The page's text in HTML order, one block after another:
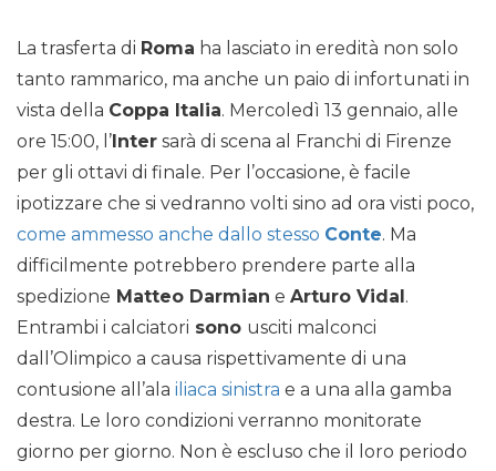
La trasferta di Roma ha lasciato in eredità non solo
tanto rammarico, ma anche un paio di infortunati in
vista della Coppa Italia. Mercoledì 13 gennaio, alle
ore 15:00, l’Inter sarà di scena al Franchi di Firenze
per gli ottavi di finale. Per l’occasione, è facile
ipotizzare che si vedranno volti sino ad ora visti poco,
come ammesso anche dallo stesso Conte. Ma
difficilmente potrebbero prendere parte alla
spedizione Matteo Darmian e Arturo Vidal.
Entrambi i calciatori sono usciti malconci
dall’Olimpico a causa rispettivamente di una
contusione all’ala iliaca sinistra e a una alla gamba
destra. Le loro condizioni verranno monitorate
giorno per giorno. Non è escluso che il loro periodo